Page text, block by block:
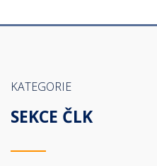
KATEGORIE
SEKCE ČLK